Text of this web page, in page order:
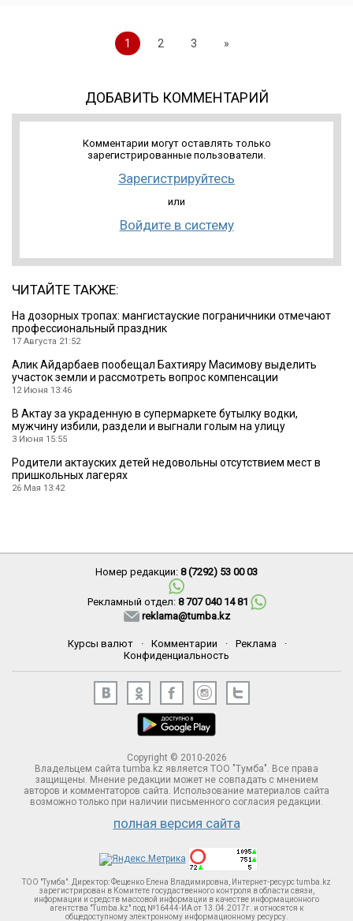
1 2 3 »
ДОБАВИТЬ КОММЕНТАРИЙ
Комментарии могут оставлять только
зарегистрированные пользователи.
Зарегистрируйтесь
или
Войдите в систему
ЧИТАЙТЕ ТАКЖЕ:
На дозорных тропах: мангистауские пограничники отмечают
профессиональный праздник
17 Августа 21:52
Алик Айдарбаев пообещал Бахтияру Масимову выделить
участок земли и рассмотреть вопрос компенсации
12 Июня 13:46
В Актау за украденную в супермаркете бутылку водки,
мужчину избили, раздели и выгнали голым на улицу
3 Июня 15:55
Родители актауских детей недовольны отсутствием мест в
пришкольных лагерях
26 Мая 13:42
Номер редакции: 8 (7292) 53 00 03
Рекламный отдел: 8 707 040 14 81
reklama@tumba.kz
Курсы валют · Комментарии · Реклама
·
Конфиденциальность
Copyright © 2010-2026
Владельцем сайта tumba.kz является ТОО "Тумба". Все права
защищены. Мнение редакции может не совпадать с мнением
авторов и комментаторов сайта. Использование материалов сайта
возможно только при наличии письменного согласия редакции.
полная версия сайта
ТОО "Тумба". Директор: Фещенко Елена Владимировна, Интернет-ресурс tumba.kz
зарегистрирован в Комитете госудаственного контроля в области связи,
информации и средств массовой информации в качестве информационного
агентства "Tumba.kz" под №16444-ИА от 13.04.2017г. и относятся к
общедоступному электронному информационному ресурсу.